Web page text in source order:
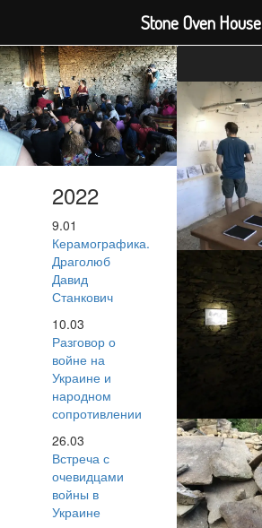
2022
9.01
Керамографика.
Драголюб
Давид
Станкович
10.03
Разговор о
войне на
Украине и
народном
сопротивлении
26.03
Встреча с
очевидцами
войны в
Украине
Stone Oven House